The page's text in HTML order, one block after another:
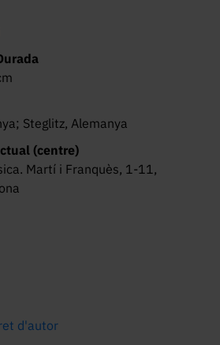
Steglitz, Alemanya
(centre)
Martí i Franquès, 1-11,
d'autor